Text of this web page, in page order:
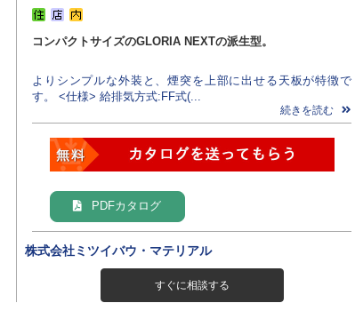
コンパクトサイズのGLORIA NEXTの派生型。
よりシンプルな外装と、煙突を上部に出せる天板が特徴で
す。 <仕様> 給排気方式:FF式(...
続きを読む
PDFカタログ
株式会社ミツイバウ・マテリアル
すぐに相談する